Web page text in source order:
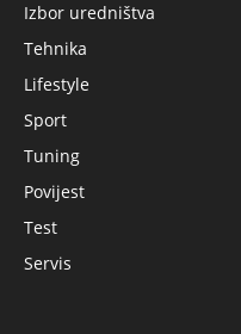
Izbor uredništva
Tehnika
Lifestyle
Sport
Tuning
Povijest
Test
Servis